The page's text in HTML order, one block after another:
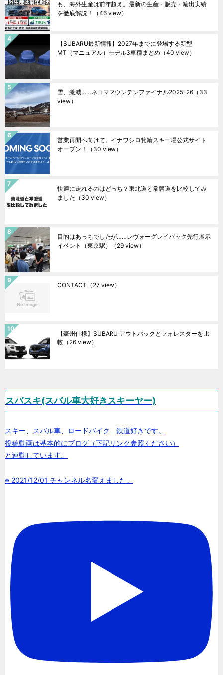
も、海外生産は前年超え。最新の生産・販売・輸出実績
を徹底解説！
（46 view）
【SUBARU最新情報】2027年までに登場する新型
MT（マニュアル）モデル3車種まとめ （40 view）
雪、激減……ネコママウンテンファイナル2025ｰ26 （33
view）
営業再開へ向けて。イナワシロ箕輪スキー場公式サイト
オープン！
（30 view）
快適に走れるのはどっち？東北道と常磐道を比較してみ
ました （30 view）
目的はあっちでしたが……レヴォーグレイバック先行展示
イベント（東京駅）
（29 view）
CONTACT （27 view）
【豪州仕様】SUBARU アウトバックとフォレスターを比
較 （26 view）
スバスキ(スバル車大好きスキーヤー)
スキー、スバル車、ロードバイク、鉄道好きです。
投稿動画は基本的にブログ（下記リンク参照ください）
と連動しています。
※ 2021/12/01 チャンネル名変えました。